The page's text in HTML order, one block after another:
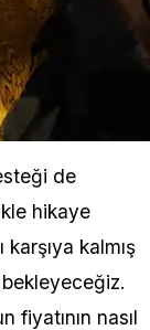
de
hikaye
karşıya kalmış
fiyatının nasıl